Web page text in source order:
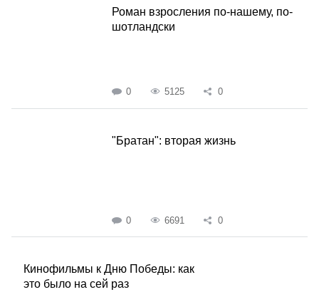
Роман взросления по-нашему, по-
шотландски
0 5125 0
"Братан": вторая жизнь
0 6691 0
Кинофильмы к Дню Победы: как
это было на сей раз